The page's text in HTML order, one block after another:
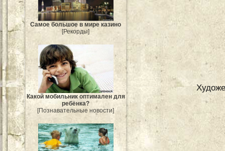
Самое большое в мире казино
[Рекорды]
Какой мобильник оптимален для
ребёнка?
[Познавательные новости]